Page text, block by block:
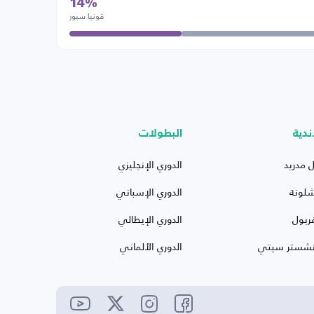
14%
قونيا سبور
مدريد
سيتي
البطولات
الدوري الإنجليزي
الدوري الإسباني
الدوري الإيطالي
الدوري الألماني